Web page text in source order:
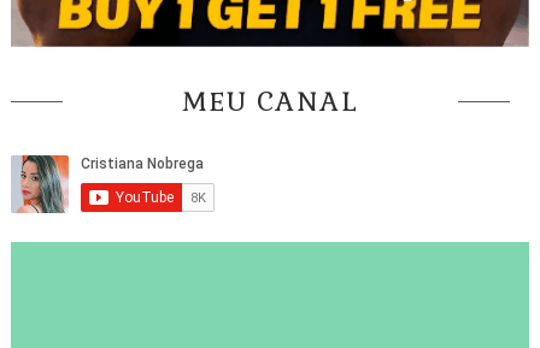
MEU CANAL